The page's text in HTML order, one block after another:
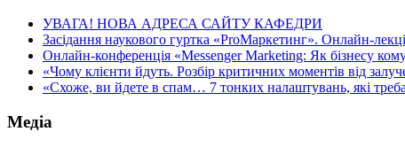
УВАГА! НОВА АДРЕСА САЙТУ КАФЕДРИ
Засідання наукового гуртка «ProМаркетинг». Онлайн-
Онлайн-конференція «Messenger Marketing: Як бізнесу
«Чому клієнти йдуть. Розбір критичних моментів від
«Схоже, ви йдете в спам… 7 тонких налаштувань, які треба
Медіа